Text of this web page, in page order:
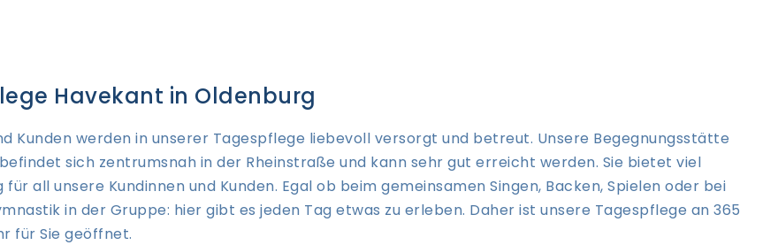
Havekant in Oldenburg
Kunden werden in unserer Tagespflege liebevoll versorgt und betreut. Unsere Begegnungsstätte
sich zentrumsnah in der Rheinstraße und kann sehr gut erreicht werden. Sie bietet viel
für all unsere Kundinnen und Kunden. Egal ob beim gemeinsamen Singen, Backen, Spielen oder bei
in der Gruppe: hier gibt es jeden Tag etwas zu erleben. Daher ist unsere Tagespflege an 365
für Sie geöffnet.